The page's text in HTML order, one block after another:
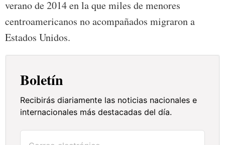
verano de 2014 en la que miles de menores
centroamericanos no acompañados migraron a
Estados Unidos.
Boletín
Recibirás diariamente las noticias nacionales e
internacionales más destacadas del día.